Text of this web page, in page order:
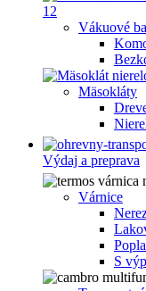
Vákuové
Mäsokláty
Výdaj a preprava
Várnice
S